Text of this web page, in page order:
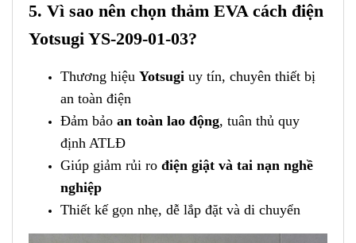
5. Vì sao nên chọn thảm EVA cách điện
Yotsugi YS-209-01-03?
Thương hiệu Yotsugi uy tín, chuyên thiết bị
an toàn điện
Đảm bảo an toàn lao động, tuân thủ quy
định ATLĐ
Giúp giảm rủi ro điện giật và tai nạn nghề
nghiệp
Thiết kế gọn nhẹ, dễ lắp đặt và di chuyển